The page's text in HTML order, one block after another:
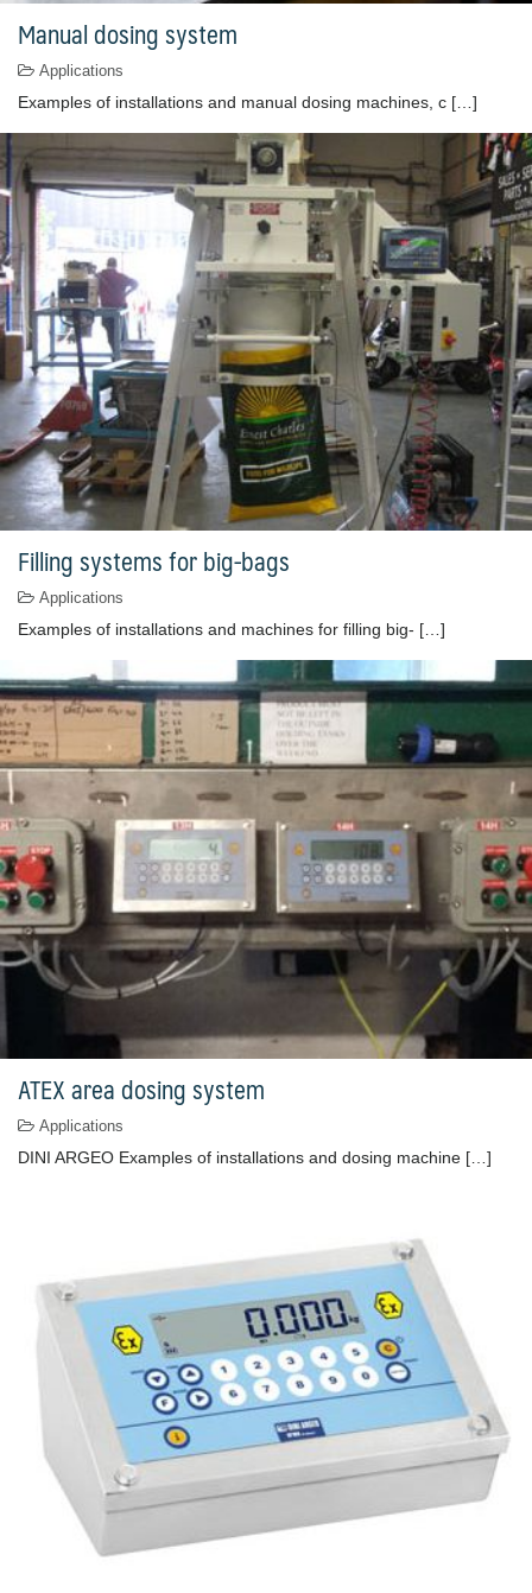
Manual dosing system
Applications
Examples of installations and manual dosing machines, c […]
Filling systems for big-bags
Applications
Examples of installations and machines for filling big- […]
ATEX area dosing system
Applications
DINI ARGEO Examples of installations and dosing machine […]